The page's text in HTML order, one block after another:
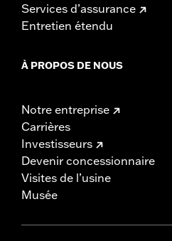
Services d’assurance
Entretien étendu
À PROPOS DE NOUS
Notre entreprise
Carrières
Investisseurs
Devenir concessionnaire
Visites de l’usine
Musée